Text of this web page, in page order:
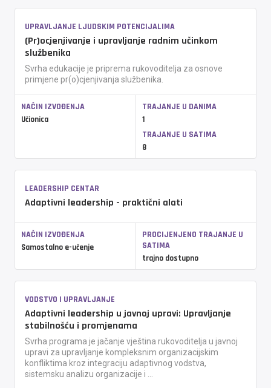
UPRAVLJANJE LJUDSKIM POTENCIJALIMA
(Pr)ocjenjivanje i upravljanje radnim učinkom
službenika
Svrha edukacije je priprema rukovoditelja za osnove
primjene pr(o)cjenjivanja službenika.
NAČIN IZVOĐENJA
Učionica
TRAJANJE U DANIMA
1
TRAJANJE U SATIMA
8
LEADERSHIP CENTAR
Adaptivni leadership - praktični alati
NAČIN IZVOĐENJA
Samostalno e-učenje
PROCIJENJENO TRAJANJE U
SATIMA
trajno dostupno
VODSTVO I UPRAVLJANJE
Adaptivni leadership u javnoj upravi: Upravljanje
stabilnošću i promjenama
Svrha programa je jačanje vještina rukovoditelja u javnoj
upravi za upravljanje kompleksnim organizacijskim
konfliktima kroz integraciju adaptivnog vodstva,
sistemsku analizu organizacije i ...